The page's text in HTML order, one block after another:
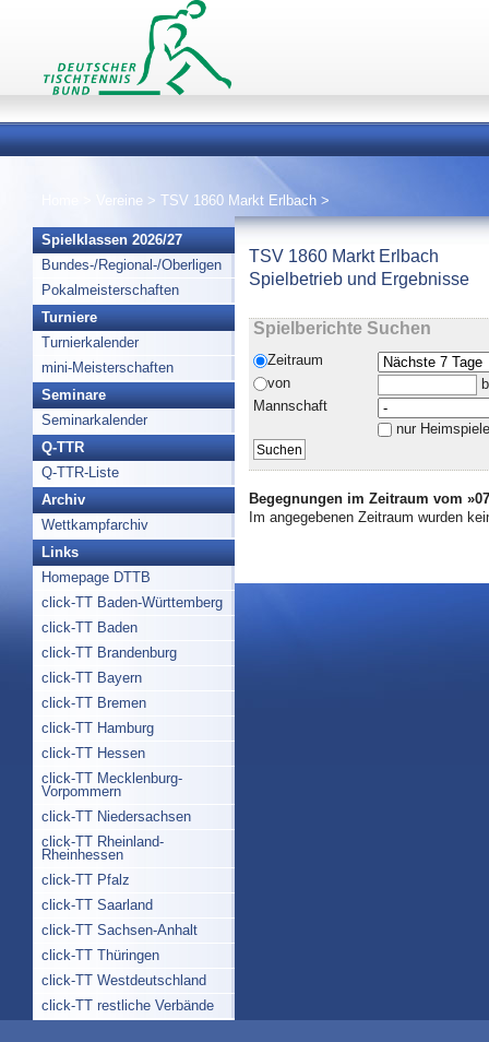
Vereine > TSV 1860 Markt Erlbach >
Spielklassen 2026/27
Bundes-/Regional-/Oberligen
Pokalmeisterschaften
Turniere
Turnierkalender
mini-Meisterschaften
Seminare
Seminarkalender
Q-TTR
Q-TTR-Liste
Archiv
Wettkampfarchiv
Links
Homepage DTTB
click-TT Baden-Württemberg
click-TT Baden
click-TT Brandenburg
click-TT Bayern
click-TT Bremen
click-TT Hamburg
click-TT Hessen
click-TT Mecklenburg-
Vorpommern
click-TT Niedersachsen
click-TT Rheinland-
Rheinhessen
click-TT Pfalz
click-TT Saarland
click-TT Sachsen-Anhalt
click-TT Thüringen
click-TT Westdeutschland
click-TT restliche Verbände
TSV 1860 Markt Erlbach
Spielbetrieb und Ergebnisse
Spielberichte Suchen
Zeitraum
von
Mannschaft
nur
Begegnungen im Zeitraum vom
Im angegebenen Zeitraum wurden